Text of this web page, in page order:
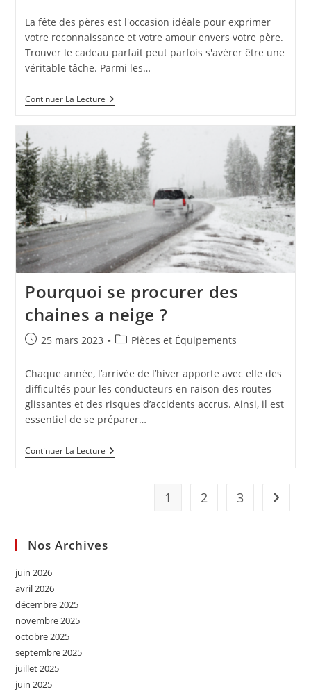
La fête des pères est l'occasion idéale pour exprimer
votre reconnaissance et votre amour envers votre père.
Trouver le cadeau parfait peut parfois s'avérer être une
véritable tâche. Parmi les…
Continuer La LecturePourquoi
Offrir
La
Fête
Des
Pères
:
Avantages
Et
Conseils
Pourquoi se procurer des
chaines a neige ?
Publication
25 mars 2023
PostPièces et Équipements
Chaque année, l’arrivée de l’hiver apporte avec elle des
difficultés pour les conducteurs en raison des routes
glissantes et des risques d’accidents accrus. Ainsi, il est
essentiel de se préparer…
Continuer La LecturePourquoi
Se
1 2 3 Aller à
Nos Archives
juin 2026
avril 2026
décembre 2025
novembre 2025
octobre 2025
septembre 2025
juillet 2025
juin 2025